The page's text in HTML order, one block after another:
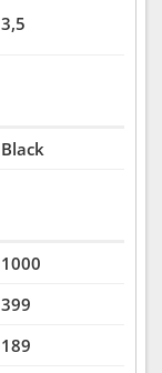
3,5
Black
1000
399
189